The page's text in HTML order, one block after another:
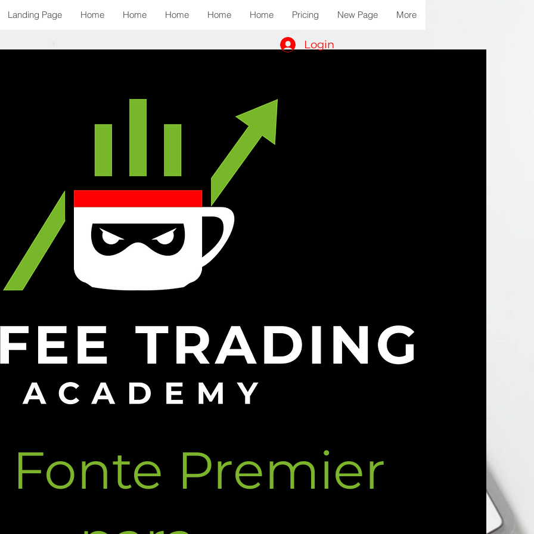
Landing Page Home Home Home Home Home Pricing New Page More
Login
Fonte Premier